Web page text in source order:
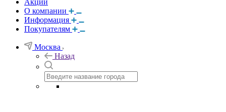
Акции
О компании
Информация
Покупателям
Москва
Назад